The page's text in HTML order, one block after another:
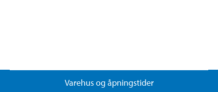
Varehus og åpningstider